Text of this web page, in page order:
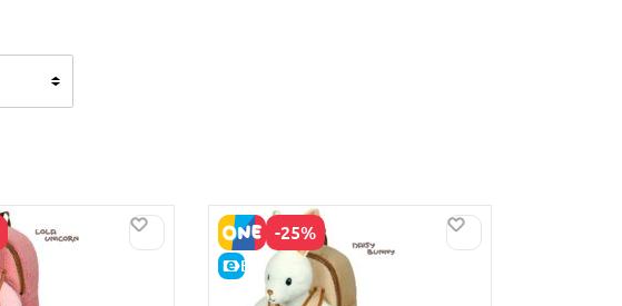
-25%
E-KAINA